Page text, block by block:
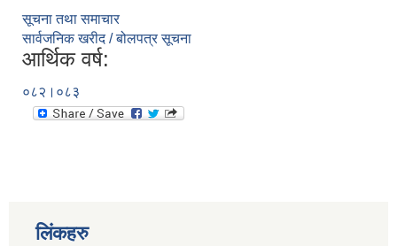
सूचना तथा समाचार
सार्वजनिक खरीद / बोलपत्र सूचना
आर्थिक वर्ष:
०८२।०८३
लिंकहरु